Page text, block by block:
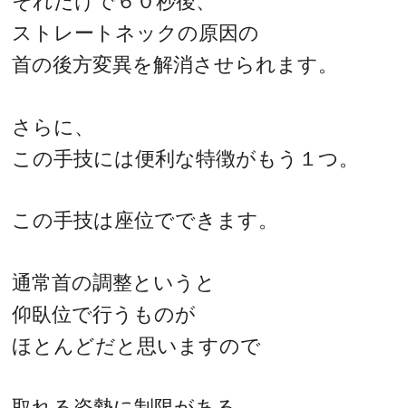
ストレートネックの原因の
首の後方変異を解消させられます。
さらに、
この手技には便利な特徴がもう１つ。
この手技は座位でできます。
通常首の調整というと
仰臥位で行うものが
ほとんどだと思いますので